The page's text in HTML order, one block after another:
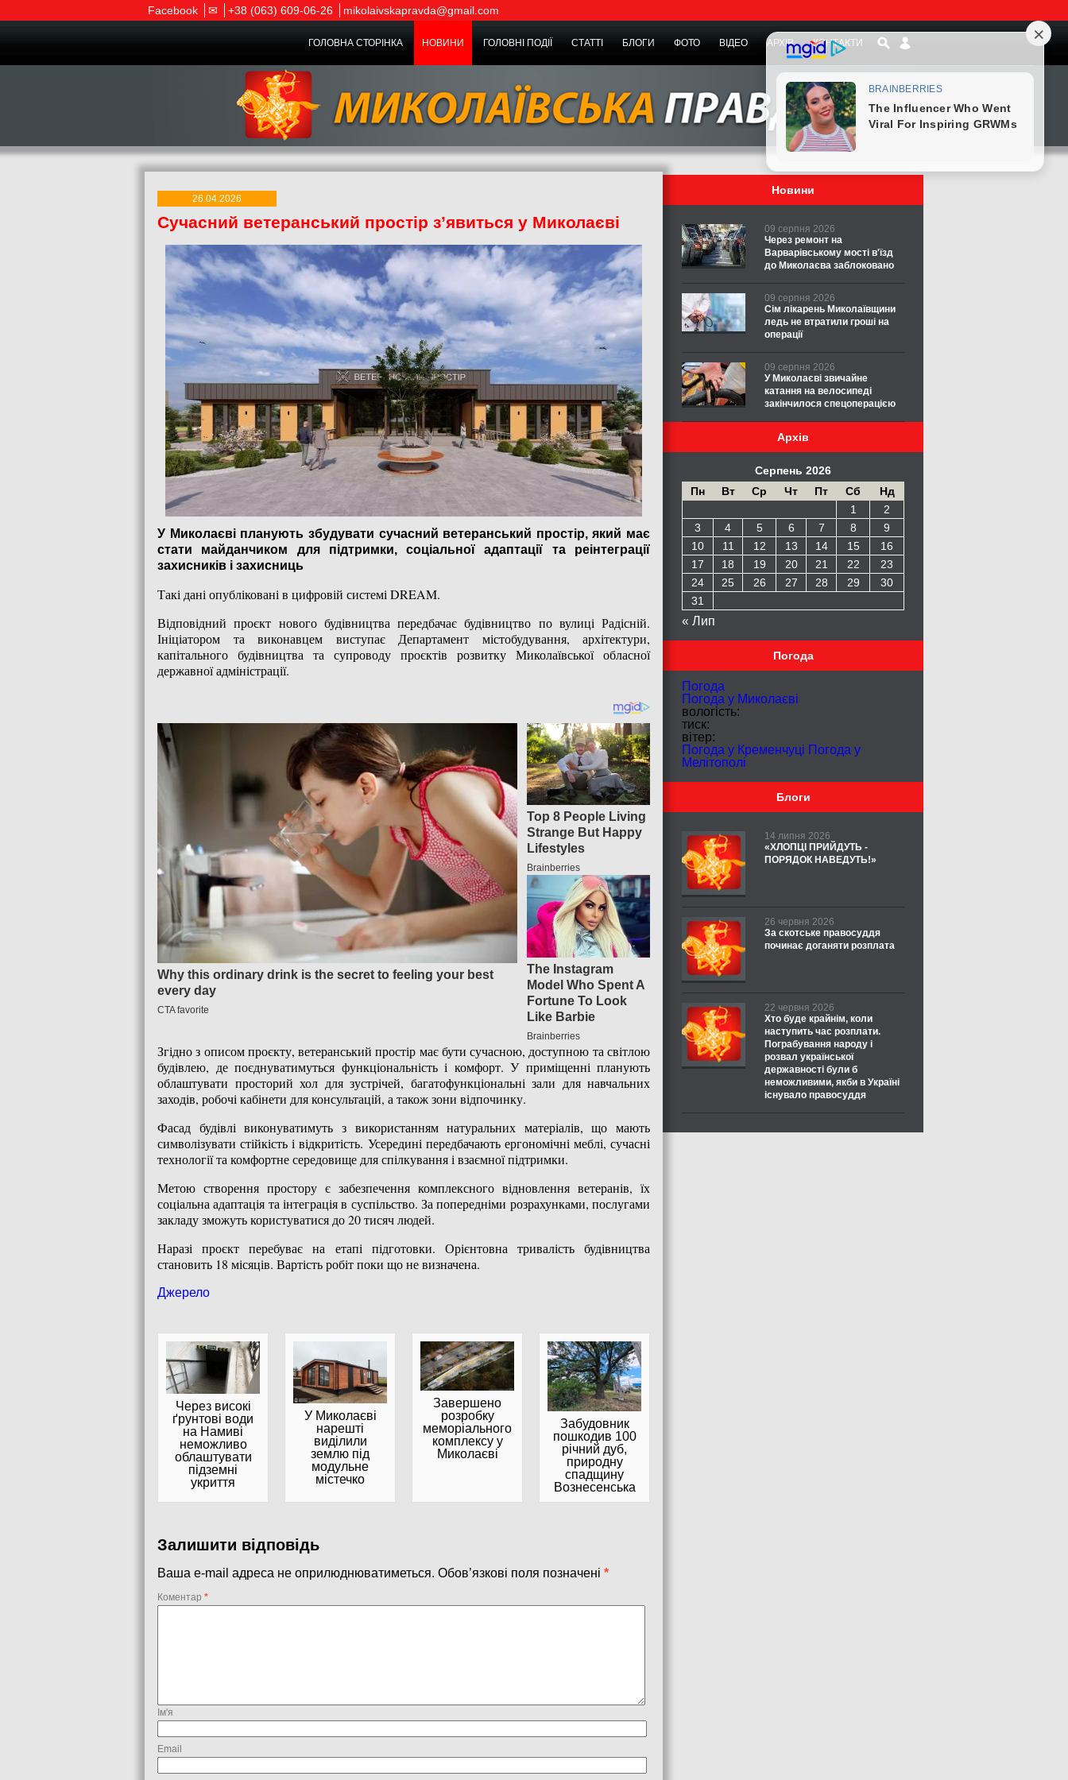
Facebook ✉ +38 (063) 609-06-26 mikolaivskapravda@gmail.com
ГОЛОВНА СТОРІНКА НОВИНИ ГОЛОВНІ ПОДІЇ СТАТТІ БЛОГИ ФОТО ВІДЕО АРХІВ КОНТАКТИ
26.04.2026
Сучасний ветеранський простір з’явиться у Миколаєві
У Миколаєві планують збудувати сучасний ветеранський простір, який має
стати майданчиком для підтримки, соціальної адаптації та реінтеграції
захисників і захисниць
Такі дані опубліковані в цифровій системі DREAM.
Відповідний проєкт нового будівництва передбачає будівництво по вулиці Радісній.
Ініціатором та виконавцем виступає Департамент містобудування, архітектури,
капітального будівництва та супроводу проєктів розвитку Миколаївської обласної
державної адміністрації.
Згідно з описом проєкту, ветеранський простір має бути сучасною, доступною та світлою
будівлею, де поєднуватимуться функціональність і комфорт. У приміщенні планують
облаштувати просторий хол для зустрічей, багатофункціональні зали для навчальних
заходів, робочі кабінети для консультацій, а також зони відпочинку.
Фасад будівлі виконуватимуть з використанням натуральних матеріалів, що мають
символізувати стійкість і відкритість. Усередині передбачають ергономічні меблі, сучасні
технології та комфортне середовище для спілкування і взаємної підтримки.
Метою створення простору є забезпечення комплексного відновлення ветеранів, їх
соціальна адаптація та інтеграція в суспільство. За попередніми розрахунками, послугами
закладу зможуть користуватися до 20 тисяч людей.
Наразі проєкт перебуває на етапі підготовки. Орієнтовна тривалість будівництва
становить 18 місяців. Вартість робіт поки що не визначена.
Джерело
Через високі
ґрунтові води
на Намиві
неможливо
облаштувати
підземні
укриття
У Миколаєві
нарешті
виділили
землю під
модульне
містечко
Завершено
розробку
меморіального
комплексу у
Миколаєві
Забудовник
пошкодив 100
річний дуб,
природну
спадщину
Вознесенська
Залишити відповідь
Ваша e-mail адреса не оприлюднюватиметься. Обов’язкові поля позначені *
Коментар *
Ім'я
Email
Новини
09 серпня 2026
Через ремонт на
Варварівському мості в'їзд
до Миколаєва заблоковано
09 серпня 2026
Сім лікарень Миколаївщини
ледь не втратили гроші на
операції
09 серпня 2026
У Миколаєві звичайне
катання на велосипеді
закінчилося спецоперацією
Архів
Серпень 2026
Пн
Вт Ср Чт Пт Сб
Нд
1
2
3
4 5 6 7 8
9
10
11 12 13 14 15
16
17
18 19 20 21 22
23
24
25 26 27 28 29
30
31
« Лип
Погода
Погода
Погода у Миколаєві
вологість:
тиск:
вітер:
Погода у Кременчуці Погода у
Мелітополі
Блоги
14 липня 2026
«ХЛОПЦІ ПРИЙДУТЬ -
ПОРЯДОК НАВЕДУТЬ!»
26 червня 2026
За скотське правосуддя
починає доганяти розплата
22 червня 2026
Хто буде крайнім, коли
наступить час розплати.
Пограбування народу і
розвал української
державності були б
неможливими, якби в Україні
існувало правосуддя